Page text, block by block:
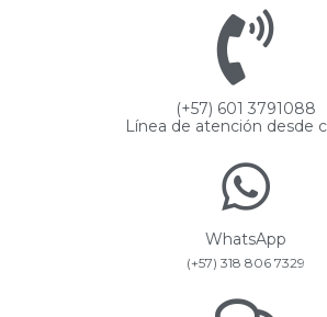
(+57) 601 3791088
Línea de atención desde
WhatsApp
(+57) 318 806 7329